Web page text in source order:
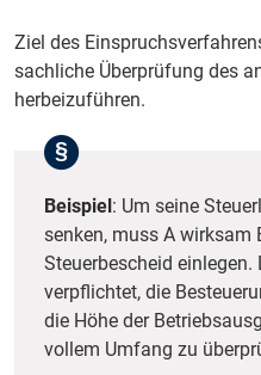
Ziel des
sachliche Überprüfung des
herbeizuführen.
Beispiel: Um seine
senken, muss A wirksam
Steuerbescheid
verpflichtet, die
die Höhe der
vollem Umfang zu